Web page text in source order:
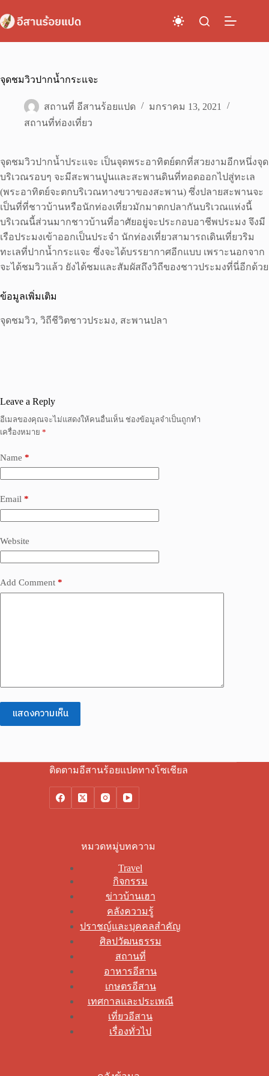
to
content
จุดชมวิวปากน้ำกระแจะ
สถานที่ อีสานร้อยแปด
มกราคม 13, 2021
สถานที่ท่องเที่ยว
จุดชมวิวปากน้ำประแจะ เป็นจุดพระอาทิตย์ตกที่สวยงามอีกหนึ่งจุด
บริเวณรอบๆ จะมีสะพานปูนและสะพานดินที่ทอดออกไปสู่ทะเล
(พระอาทิตย์จะตกบริเวณทางขวาของสะพาน) ซึ่งปลายสะพานจะ
เป็นที่ที่ชาวบ้านหรือนักท่องเที่ยวมักมาตกปลากันบริเวณแห่งนี้
บริเวณนี้ส่วนมากชาวบ้านที่อาศัยอยู่จะประกอบอาชีพประมง จึงมี
เรือประมงเข้าออกเป็นประจำ นักท่องเที่ยวสามารถเดินเที่ยวริม
ทะเลที่ปากน้ำกระแจะ ซึ่งจะได้บรรยากาศอีกแบบ เพราะนอกจาก
จะได้ชมวิวแล้ว ยังได้ชมและสัมผัสถึงวิถีของชาวประมงที่นี่อีกด้วย
ข้อมูลเพิ่มเติม
จุดชมวิว, วิถีชีวิตชาวประมง, สะพานปลา
Leave a Reply
อีเมลของคุณจะไม่แสดงให้คนอื่นเห็น ช่องข้อมูลจำเป็นถูกทำ
เครื่องหมาย *
Name *
Email *
Website
Add Comment *
แสดงความเห็น
ติดตามอีสานร้อยแปดทางโซเชียล
หมวดหมู่บทความ
Travel
กิจกรรม
ข่าวบ้านเฮา
คลังความรู้
ปราชญ์และบุคคลสำคัญ
ศิลปวัฒนธรรม
สถานที่
อาหารอีสาน
เกษตรอีสาน
เทศกาลและประเพณี
เที่ยวอีสาน
เรื่องทั่วไป